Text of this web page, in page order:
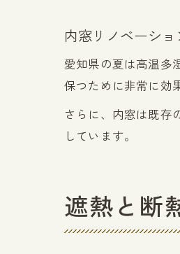
内窓リノベーシ
愛知県の夏は高温多
保つために非常に効
さらに、内窓は既存
しています。
遮熱と断